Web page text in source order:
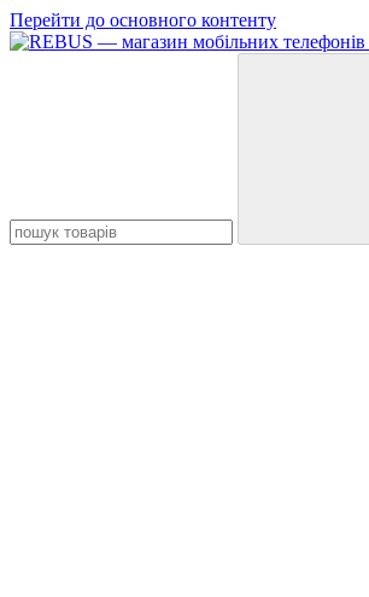
Перейти до основного контенту